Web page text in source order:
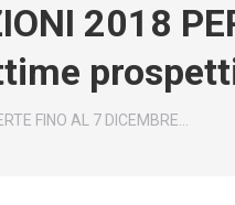
2018
FINO AL 7 DICEMBRE…